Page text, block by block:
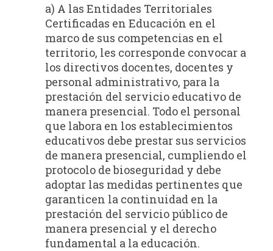
a) A las Entidades Territoriales
Certificadas en Educación en el
marco de sus competencias en el
territorio, les corresponde convocar a
los directivos docentes, docentes y
personal administrativo, para la
prestación del servicio educativo de
manera presencial. Todo el personal
que labora en los establecimientos
educativos debe prestar sus servicios
de manera presencial, cumpliendo el
protocolo de bioseguridad y debe
adoptar las medidas pertinentes que
garanticen la continuidad en la
prestación del servicio público de
manera presencial y el derecho
fundamental a la educación.